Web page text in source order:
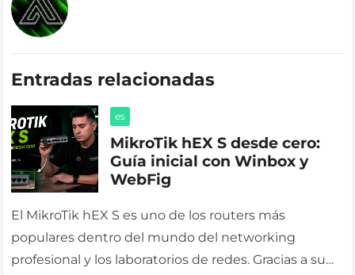
Entradas relacionadas
es
MikroTik hEX S desde cero:
Guía inicial con Winbox y
WebFig
El MikroTik hEX S es uno de los routers más
populares dentro del mundo del networking
profesional y los laboratorios de redes. Gracias a su